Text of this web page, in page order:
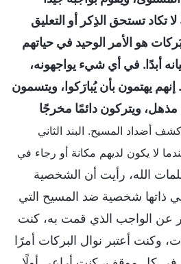
تكاد تستحق الذِكر أو التعليق
هو الأمر الوحيد في حياتهم
أبدًا. في أي شيء يواجهونه،
إنهم يهتمون بأن يُبارَكوا، ويتسمون
ويتركون دائمًا مخرجًا
ج. 4. كشف أضداد المسيح. البند الثاني
لا يكون لديهم مكانة أو رجاء في
الله، رأيت أن الشخصية
ذاتها شخصية ضد المسيح التي
عن الواجب الذي قمت به، كنت
وكنت أعتبر نوال البركات أمرًا